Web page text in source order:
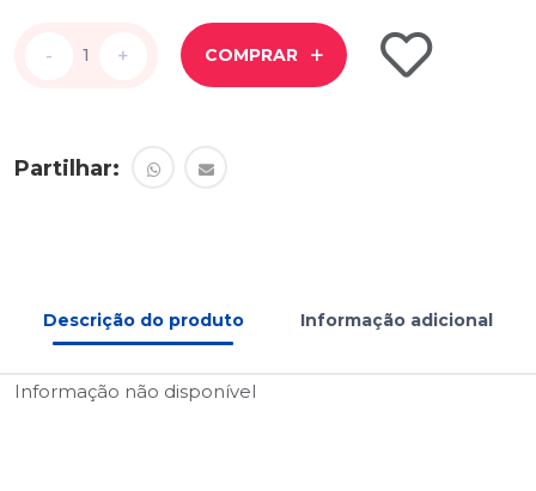
- +
- + COMPRAR
Partilhar:
Descrição do produto Informação adicional
Informação não disponível